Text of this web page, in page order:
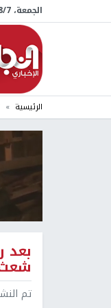
الجمعة، 7/‏8/‏2026 06:47:09 صباحاً
الرئيسية
بعد
تم